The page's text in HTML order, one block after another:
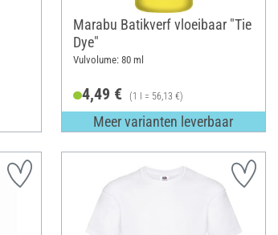
Marabu Batikverf vloeibaar "Tie
Dye"
Vulvolume: 80 ml
4,49 € (1 l = 56,13 €)
Meer varianten leverbaar